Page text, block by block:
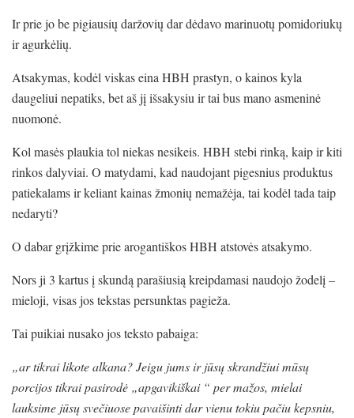
Ir prie jo be pigiausių daržovių dar dėdavo marinuotų pomidoriukų
ir agurkėlių.
Atsakymas, kodėl viskas eina HBH prastyn, o kainos kyla
daugeliui nepatiks, bet aš jį išsakysiu ir tai bus mano asmeninė
nuomonė.
Kol masės plaukia tol niekas nesikeis. HBH stebi rinką, kaip ir kiti
rinkos dalyviai. O matydami, kad naudojant pigesnius produktus
patiekalams ir keliant kainas žmonių nemažėja, tai kodėl tada taip
nedaryti?
O dabar grįžkime prie arogantiškos HBH atstovės atsakymo.
Nors ji 3 kartus į skundą parašiusią kreipdamasi naudojo žodelį –
mieloji, visas jos tekstas persunktas pagieža.
Tai puikiai nusako jos teksto pabaiga:
„ar tikrai likote alkana? Jeigu jums ir jūsų skrandžiui mūsų
porcijos tikrai pasirodė „apgavikiškai “ per mažos, mielai
lauksime jūsų svečiuose pavaišinti dar vienu tokiu pačiu kepsniu,